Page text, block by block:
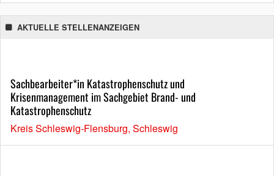
AKTUELLE STELLENANZEIGEN
Sachbearbeiter*in Katastrophenschutz und
Krisenmanagement im Sachgebiet Brand- und
Katastrophenschutz
Kreis Schleswig-Flensburg, Schleswig